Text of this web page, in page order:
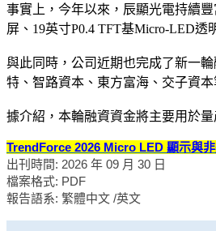
事實上，今年以來，辰顯光電持續
屏、19英寸P0.4 TFT基Micro-LED
與此同時，公司近期也完成了新一
特、智路資本、東方富海、交子資本
據介紹，本輪融資資金將主要用於
TrendForce 2026 Micro LED 顯示與
出刊時間: 2026 年 09 月 30 日
檔案格式: PDF
報告語系: 繁體中文 /英文